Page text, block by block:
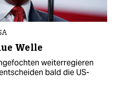
Welle
weiterregieren
bald die US-